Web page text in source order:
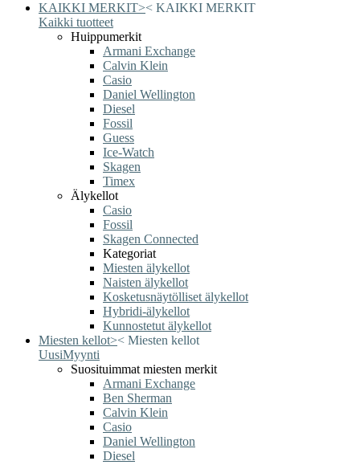
KAIKKI MERKIT>< KAIKKI MERKIT
Kaikki tuotteet
Huippumerkit
Armani Exchange
Calvin Klein
Casio
Daniel Wellington
Diesel
Fossil
Guess
Ice-Watch
Skagen
Timex
Älykellot
Casio
Fossil
Skagen Connected
Kategoriat
Miesten älykellot
Naisten älykellot
Kosketusnäytölliset älykellot
Hybridi-älykellot
Kunnostetut älykellot
Miesten kellot>< Miesten kellot
UusiMyynti
Suosituimmat miesten merkit
Armani Exchange
Ben Sherman
Calvin Klein
Casio
Daniel Wellington
Diesel